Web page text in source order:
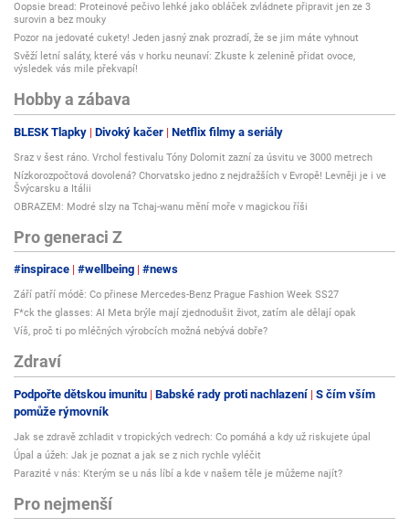
Oopsie bread: Proteinové pečivo lehké jako obláček zvládnete připravit jen ze 3
surovin a bez mouky
Pozor na jedovaté cukety! Jeden jasný znak prozradí, že se jim máte vyhnout
Svěží letní saláty, které vás v horku neunaví: Zkuste k zelenině přidat ovoce,
výsledek vás mile překvapí!
Hobby a zábava
BLESK Tlapky Divoký kačer Netflix filmy a seriály
Sraz v šest ráno. Vrchol festivalu Tóny Dolomit zazní za úsvitu ve 3000 metrech
Nízkorozpočtová dovolená? Chorvatsko jedno z nejdražších v Evropě! Levněji je i ve
Švýcarsku a Itálii
OBRAZEM: Modré slzy na Tchaj-wanu mění moře v magickou říši
Pro generaci Z
#inspirace #wellbeing #news
Září patří módě: Co přinese Mercedes-Benz Prague Fashion Week SS27
F*ck the glasses: AI Meta brýle mají zjednodušit život, zatím ale dělají opak
Víš, proč ti po mléčných výrobcích možná nebývá dobře?
Zdraví
Podpořte dětskou imunitu Babské rady proti nachlazení S čím vším
pomůže rýmovník
Jak se zdravě zchladit v tropických vedrech: Co pomáhá a kdy už riskujete úpal
Úpal a úžeh: Jak je poznat a jak se z nich rychle vyléčit
Parazité v nás: Kterým se u nás líbí a kde v našem těle je můžeme najít?
Pro nejmenší